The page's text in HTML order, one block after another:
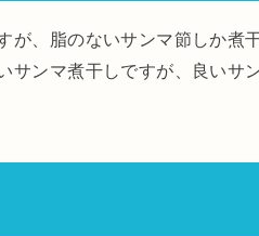
が、脂のないサンマ節しか煮
サンマ煮干しですが、良いサ